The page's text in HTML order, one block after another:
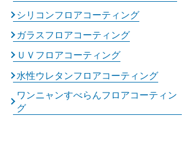
シリコンフロアコーティング
ガラスフロアコーティング
ＵＶフロアコーティング
水性ウレタンフロアコーティング
ワンニャンすべらんフロアコーティン
グ